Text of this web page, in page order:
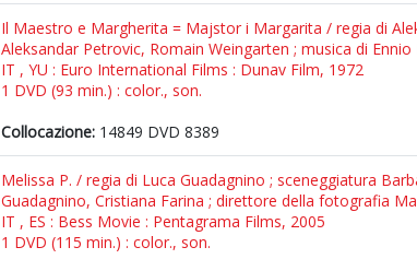
Il Maestro e Margherita = Majstor i Margarita / regia di
Aleksandar Petrovic, Romain Weingarten ; musica di
IT , YU : Euro International Films : Dunav Film, 1972
1 DVD (93 min.) : color., son.
Collocazione: 14849 DVD 8389
Melissa P. / regia di Luca Guadagnino ; sceneggiatura
Guadagnino, Cristiana Farina ; direttore della fotografia
IT , ES : Bess Movie : Pentagrama Films, 2005
1 DVD (115 min.) : color., son.